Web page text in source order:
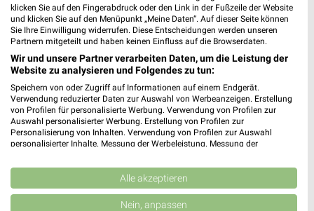
weekli App für iOS & Android.
✔Standortgenaue Angebote
✔Folge deinem Lieblingshändler
✔Push-Benachrichtigungen bei neuen Prospekten
✔Einkaufsliste - Einkauf stressfrei planen
JETZT LADEN UND SPAREN!
klicken Sie auf den Fingerabdruck oder den Link in der Fußzeile der Website
und klicken Sie auf den Menüpunkt „Meine Daten“. Auf dieser Seite können
Sie Ihre Einwilligung widerrufen. Diese Entscheidungen werden unseren
Partnern mitgeteilt und haben keinen Einfluss auf die Browserdaten.
Wir und unsere Partner verarbeiten Daten, um die Leistung der
Website zu analysieren und Folgendes zu tun:
Speichern von oder Zugriff auf Informationen auf einem Endgerät.
Verwendung reduzierter Daten zur Auswahl von Werbeanzeigen. Erstellung
von Profilen für personalisierte Werbung. Verwendung von Profilen zur
Auswahl personalisierter Werbung. Erstellung von Profilen zur
Personalisierung von Inhalten. Verwendung von Profilen zur Auswahl
personalisierter Inhalte. Messung der Werbeleistung. Messung der
Kombinationen von Daten aus verschiedenen Quellen. Entwicklung und
Verbesserung der Angebote. Verwendung reduzierter Daten zur Auswahl
von Inhalten.
Daten können außerhalb der Europäischen Union weitergegeben und in die
Alle akzeptieren
Nein, anpassen